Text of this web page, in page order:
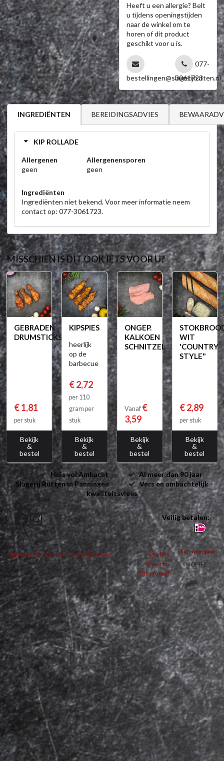
Heeft u een allergie? Belt
u tijdens openingstijden
naar de winkel om te
horen of dit product
geschikt voor u is.
bestellingen@slagerijrutten.nl
077-
3061723
INGREDIËNTEN BEREIDINGSADVIES
KIP ROLLADE
Allergenen
geen
Allergenensporen
geen
Ingrediënten
Ingrediënten niet bekend. Voor meer informatie neem
contact op: 077-3061723.
MISSCHIEN IS DIT OOK IETS VOOR U?
GEBRADEN
DRUMSTICKS
€ 1,81
per stuk
Bekijk
&
bestel
KIPSPIES
heerlijk
op de
barbecue
€ 2,72
per 110
gram per
stuk
Bekijk
&
bestel
ONGEP.
KALKOEN
SCHNITZEL
Vanaf €
3,59
Bekijk
&
bestel
WIT
'COUNTRY
STYLE"
€ 2,89
per stuk
Bekijk
&
bestel
Huis vol Ambacht
Al meer dan 90 jaar
Slagerij Rutten in Panningen
Vers en ambachtelijk
kwaliteitsvlees
Veilig betalen:
Algemene voorwaarden Privacy Statement
Een Bon
Vivant In-
site product
Shop weergave:
MOBIEL